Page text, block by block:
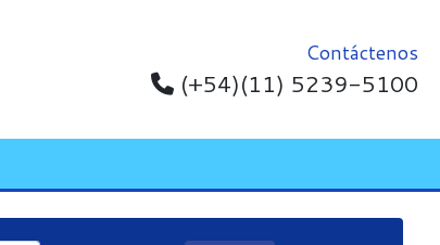
Contáctenos
(+54)(11) 5239-5100